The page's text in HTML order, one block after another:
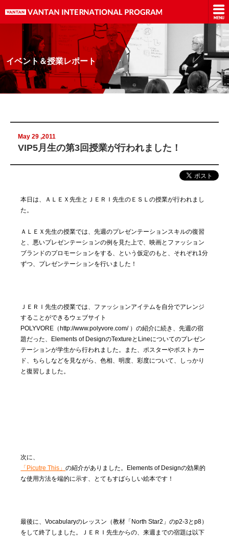
イベント＆授業レポート
May 29 ,2011
VIP5月生の第3回授業が行われました！
本日は、ＡＬＥＸ先生とＪＥＲＩ先生のＥＳＬの授業が行われまし
た。
ＡＬＥＸ先生の授業では、先週のプレゼンテーションスキルの復習
と、悪いプレゼンテーションの例を見た上で、映画とファッション
ブランドのプロモーションをする、という仮定のもと、それぞれ1分
ずつ、プレゼンテーションを行いました！
ＪＥＲＩ先生の授業では、ファッションアイテムを自分でアレンジ
することができるウェブサイト
POLYVORE（http://www.polyvore.com/ ）の紹介に続き、先週の宿
題だった、Elements of DesignのTextureとLineについてのプレゼン
テーションが学生から行われました。また、ポスターやポストカー
ド、ちらしなどを見ながら、色相、明度、彩度について、しっかり
と復習しました。
次に、
「Picutre This」の紹介がありました。Elements of Designの効果的
な使用方法を端的に示す、とてもすばらしい絵本です！
最後に、Vocabularyのレッスン（教材「North Star2」のp2-3とp8）
をして終了しました。ＪＥＲＩ先生からの、来週までの宿題は以下